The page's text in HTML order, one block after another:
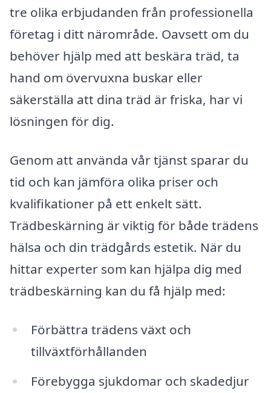
tre olika erbjudanden från professionella
företag i ditt närområde. Oavsett om du
behöver hjälp med att beskära träd, ta
hand om övervuxna buskar eller
säkerställa att dina träd är friska, har vi
lösningen för dig.
Genom att använda vår tjänst sparar du
tid och kan jämföra olika priser och
kvalifikationer på ett enkelt sätt.
Trädbeskärning är viktig för både trädens
hälsa och din trädgårds estetik. När du
hittar experter som kan hjälpa dig med
trädbeskärning kan du få hjälp med:
Förbättra trädens växt och
tillväxtförhållanden
Förebygga sjukdomar och skadedjur